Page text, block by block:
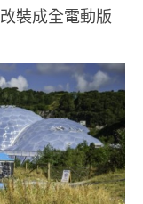
裝成全電動版